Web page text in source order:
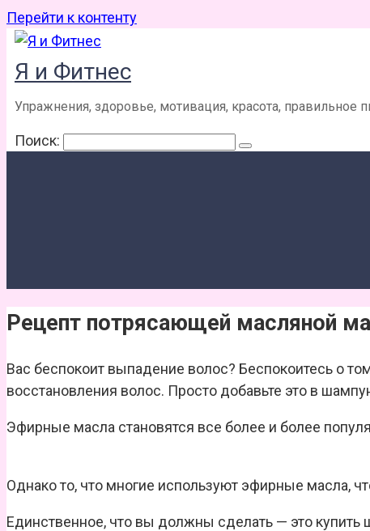
Перейти к контенту
Я и Фитнес
Упражнения, здоровье, мотивация, красота, правильное
Поиск:
Рецепт потрясающей масляной
Вас беспокоит выпадение волос? Беспокоитесь о
восстановления волос. Просто добавьте это в
Эфирные масла становятся все более и более
Однако то, что многие используют эфирные масла,
Единственное, что вы должны сделать — это купить